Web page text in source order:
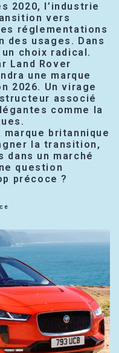
2020, l’industrie
vers
réglementations
des usages. Dans
choix radical.
Land Rover
une marque
2026. Un virage
associé
comme la
britannique
la transition,
dans un marché
question
précoce ?